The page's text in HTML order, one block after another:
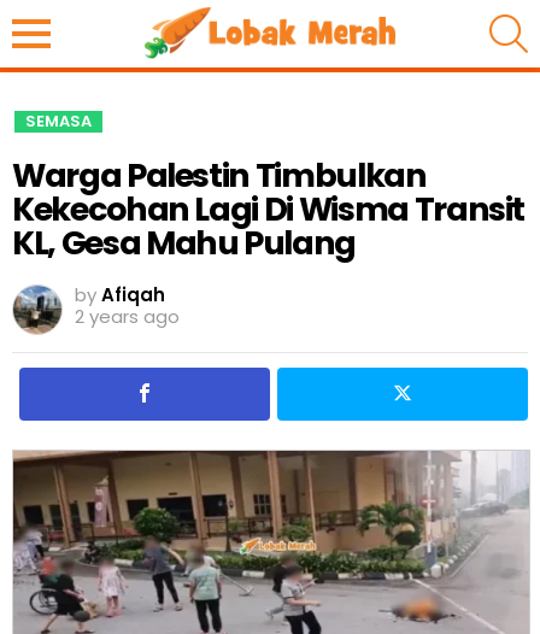
SEMASA
Warga Palestin Timbulkan
Kekecohan Lagi Di Wisma Transit
KL, Gesa Mahu Pulang
byAfiqah
2 years ago